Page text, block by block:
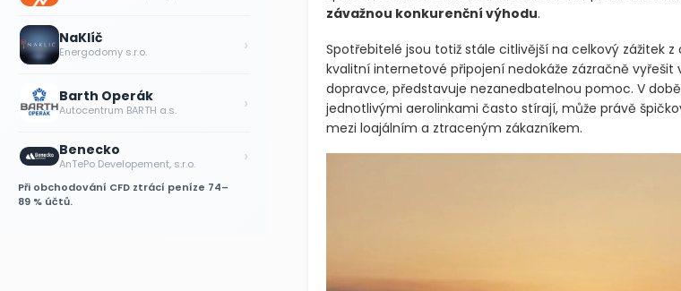
závažnou konkurenční výhodu.
Spotřebitelé jsou totiž stále citlivější na celkový zážitek
kvalitní internetové připojení nedokáže zázračně
dopravce, představuje nezanedbatelnou pomoc. V
jednotlivými aerolinkami často stírají, může právě
mezi loajálním a ztraceným zákazníkem.
NaKlíč
Energodomy s.r.o. ›
Barth Operák
Autocentrum BARTH a.s. ›
Benecko
AnTePo Developement, s.r.o. ›
Při obchodování CFD ztrácí peníze 74–
89 % účtů.